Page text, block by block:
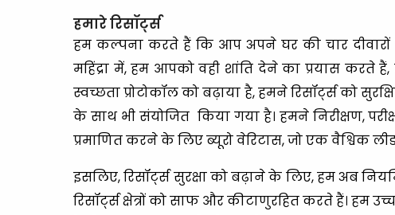
हमारे रिसॉर्ट्स
हम कल्पना करते हैं कि आप अपने घर की चार
महिंद्रा में, हम आपको वही शांति देने का प्रयास
स्वच्छता प्रोटोकॉल को बढ़ाया है, हमने रिसॉर्ट्स
के साथ भी संयोजित किया गया है। हमने निरीक्षण,
प्रमाणित करने के लिए ब्यूरो वेरिटास, जो एक वैश्विक
इसलिए, रिसॉर्ट्स सुरक्षा को बढ़ाने के लिए, हम अब
रिसॉर्ट्स क्षेत्रों को साफ और कीटाणुरहित करते हैं। हम